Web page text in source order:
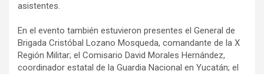
asistentes.
En el evento también estuvieron presentes el General de
Brigada Cristóbal Lozano Mosqueda, comandante de la X
Región Militar; el Comisario David Morales Hernández,
coordinador estatal de la Guardia Nacional en Yucatán; el